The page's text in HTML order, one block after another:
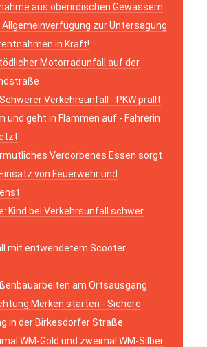
aus oberirdischen Gewässern
zur Untersagung
in Kraft!
Motorradunfall auf der
Verkehrsunfall - PKW prallt
und geht in Flammen auf - Fahrerin
Verdorbenes Essen sorgt
von Feuerwehr und
Kind bei Verkehrsunfall schwer
mit entwendetem Scooter
am Ortsausgang
Merken starten - Sichere
in der Birkesdorfer Straße
WM-Gold und zweimal WM-Silber